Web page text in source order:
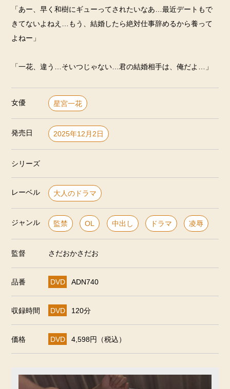
「あー、早く和樹にギューってされたいなあ…最近デートもで
きてないよねえ…もう、結婚したら絶対仕事辞めるから養って
よねー」
「一花、違う…そいつじゃない…君の結婚相手は、俺だよ…」
女優 星宮一花
発売日 2025年12月2日
シリーズ
レーベル 大人のドラマ
ジャンル 監禁 OL 中出し ドラマ 凌辱
監督 さだおかさだお
品番 DVD ADN740
収録時間 DVD 120分
価格 DVD 4,598円（税込）